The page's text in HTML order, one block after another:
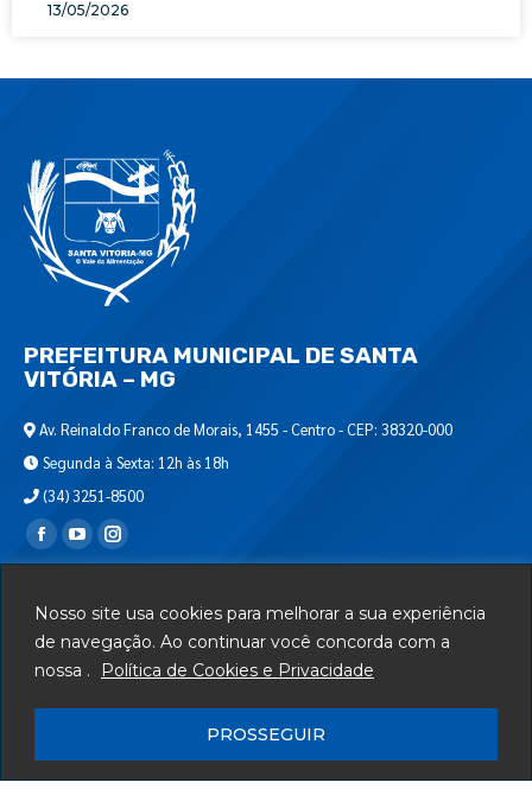
Nosso site usa cookies para melhorar a sua experiência
de navegação. Ao continuar você concorda com a
nossa .
Política de Cookies e Privacidade
PROSSEGUIR
13/05/2026
PREFEITURA MUNICIPAL DE SANTA
VITÓRIA – MG
Av. Reinaldo Franco de Morais, 1455 - Centro - CEP: 38320-000
Segunda à Sexta: 12h às 18h
(34) 3251-8500
Encontre-nos em:
Departamento de T.I.
Serviços
Mapa do Site